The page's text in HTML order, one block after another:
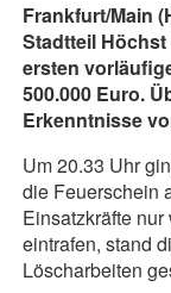
Frankfurt/Main
Stadtteil
ersten
500.000 Euro.
Erkenntnisse
Um 20.33 Uhr
die Feuerschein
Einsatzkräfte
eintrafen, stand
Löscharbeiten